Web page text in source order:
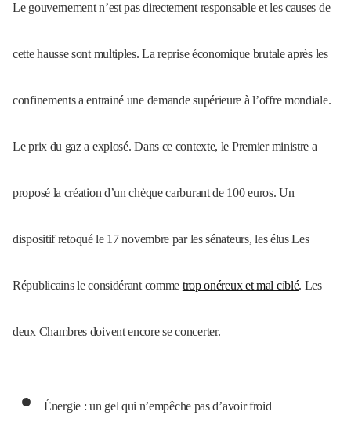
Le gouvernement n’est pas directement responsable et les causes de
cette hausse sont multiples. La reprise économique brutale après les
confinements a entrainé une demande supérieure à l’offre mondiale.
Le prix du gaz a explosé. Dans ce contexte, le Premier ministre a
proposé la création d’un chèque carburant de 100 euros. Un
dispositif retoqué le 17 novembre par les sénateurs, les élus Les
Républicains le considérant comme trop onéreux et mal ciblé. Les
deux Chambres doivent encore se concerter.
Énergie : un gel qui n’empêche pas d’avoir froid